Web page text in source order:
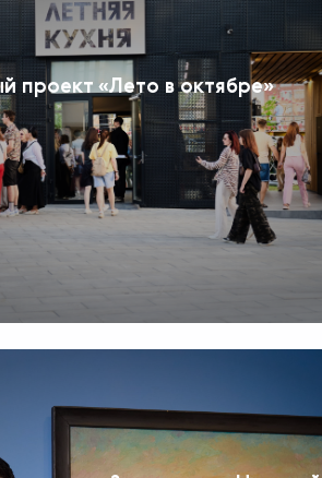
проект «Лето в октябре»